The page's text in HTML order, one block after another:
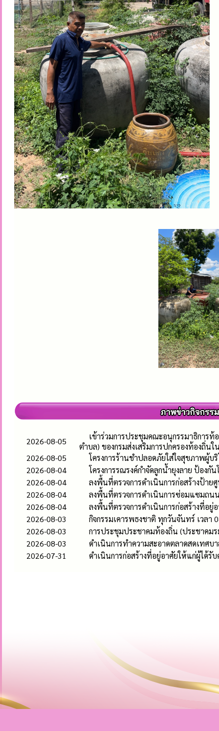
2026-08-05
เข้าร่วมการประชุมคณะอนุกรรมาธิการ
ตำบล) ของกรมส่งเสริมการปกครองท้องถิ่นใ
2026-08-05
โครงการร้านชำปลอดภัยใส่ใจสุขภาพผู้บ
2026-08-04
โครงการรณรงค์กำจัดลูกน้ำยุงลาย ป้อง
2026-08-04
ลงพื้นที่ตรวจการดำเนินการก่อสร้างป้า
2026-08-04
ลงพื้นที่ตรวจการดำเนินการซ่อมแซมถน
2026-08-04
ลงพื้นที่ตรวจการดำเนินการก่อสร้างที่อ
2026-08-03
กิจกรรมเคารพธงชาติ ทุกวันจันทร์ เวลา
2026-08-03
การประชุมประชาคมท้องถิ่น (ประชาคม
2026-08-03
ดำเนินการทำความสะอาดตลาดสดเทศ
2026-07-31
ดำเนินการก่อสร้างที่อยู่อาศัยให้แก่ผู้ได้